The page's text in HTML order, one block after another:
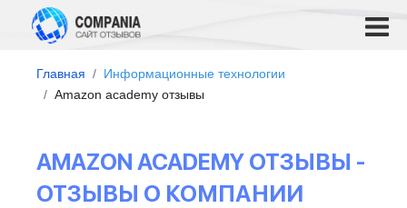
Главная
Информационные технологии
Amazon academy отзывы
AMAZON ACADEMY ОТЗЫВЫ -
ОТЗЫВЫ О КОМПАНИИ